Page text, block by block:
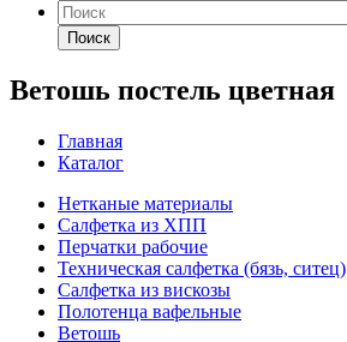
Поиск
Ветошь постель цветная
Главная
Каталог
Нетканые материалы
Салфетка из ХПП
Перчатки рабочие
Техническая салфетка (бязь, ситец)
Салфетка из вискозы
Полотенца вафельные
Ветошь